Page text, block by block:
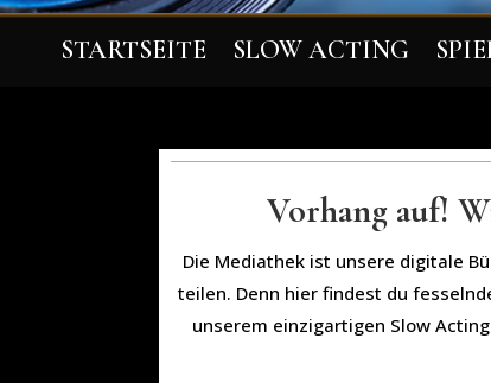
STARTSEITE SLOW ACTING
Vorhang auf!
Die Mediathek ist unsere digitale
teilen. Denn hier findest du
unserem einzigartigen Slow